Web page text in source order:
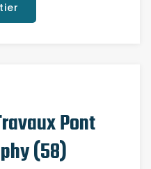
Pont
(58)